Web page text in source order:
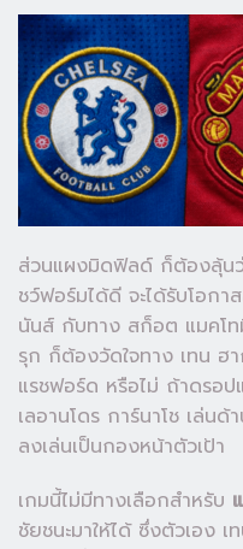
ส่วนแผงมิดฟิลด์ ก็ต้องลุ้น
ชว์ฟอร์มได้ดี จะได้รับโอก
นันส์ กับทาง สก็อต แมคโท
รุก ก็ต้องวัดใจทาง เทน ฮ
แรชฟอร์ด หรือไม่ ถ้าดรอ
เลอานโดร การ์นาโช เล่น
ลงเล่นเป็นกองหน้าตัวเป้า
เกมนี้ไม่มีทางเลือกสำหรับ
ชัยชนะมาให้ได้ ซึ่งตัวเอง